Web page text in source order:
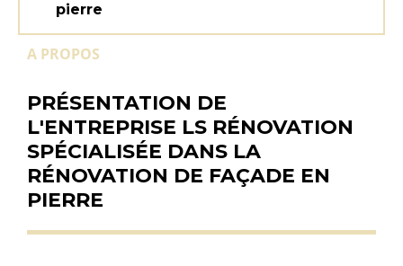
pierre
A PROPOS
PRÉSENTATION DE
L'ENTREPRISE LS RÉNOVATION
SPÉCIALISÉE DANS LA
RÉNOVATION DE FAÇADE EN
PIERRE